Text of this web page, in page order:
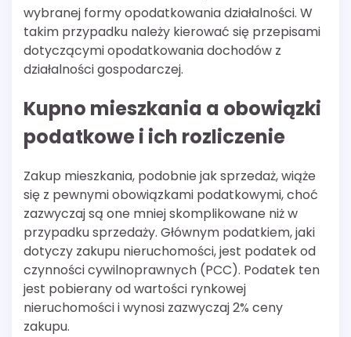
wybranej formy opodatkowania działalności. W
takim przypadku należy kierować się przepisami
dotyczącymi opodatkowania dochodów z
działalności gospodarczej.
Kupno mieszkania a obowiązki
podatkowe i ich rozliczenie
Zakup mieszkania, podobnie jak sprzedaż, wiąże
się z pewnymi obowiązkami podatkowymi, choć
zazwyczaj są one mniej skomplikowane niż w
przypadku sprzedaży. Głównym podatkiem, jaki
dotyczy zakupu nieruchomości, jest podatek od
czynności cywilnoprawnych (PCC). Podatek ten
jest pobierany od wartości rynkowej
nieruchomości i wynosi zazwyczaj 2% ceny
zakupu.